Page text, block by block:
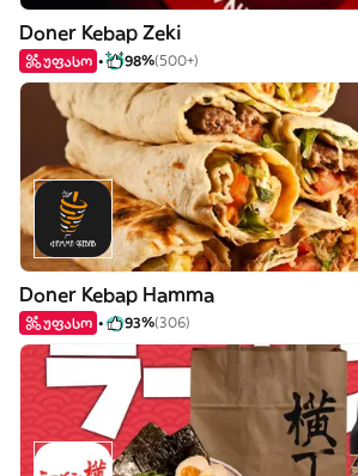
Doner Kebap Zeki
უფასო 98%(500+)
Doner Kebap Hamma
უფასო 93%(306)